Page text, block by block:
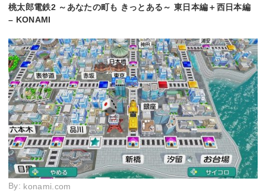
桃太郎電鉄2 ～あなたの町も きっとある～ 東日本編＋西日本編
– KONAMI
By: konami.com